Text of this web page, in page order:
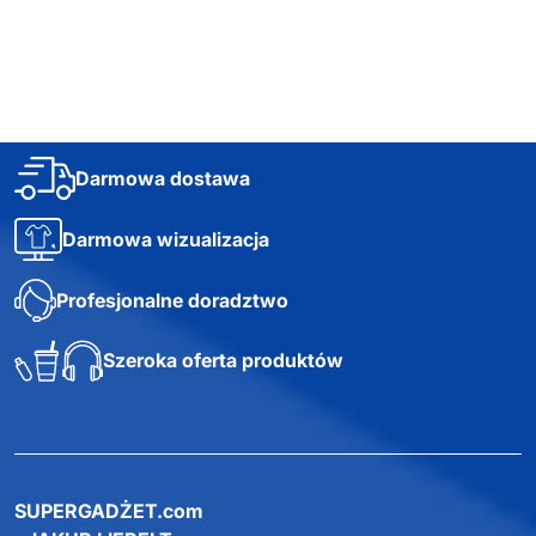
Darmowa dostawa
Darmowa wizualizacja
Profesjonalne doradztwo
Szeroka oferta produktów
SUPERGADŻET.com